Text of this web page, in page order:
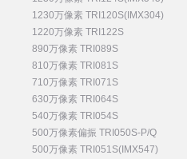
1230万像素 TRI120S(IMX304)
1220万像素 TRI122S
890万像素 TRI089S
810万像素 TRI081S
710万像素 TRI071S
630万像素 TRI064S
540万像素 TRI054S
500万像素偏振 TRI050S-P/Q
500万像素 TRI051S(IMX547)